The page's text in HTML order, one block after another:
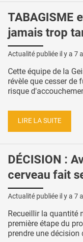
TABAGISME
jamais trop
Actualité publiée il y a 7
Cette équipe de la
révèle que cesser de
risque
LIRE LA SUITE
DÉCISION :
cerveau fait
Actualité publiée il y a 7
Recueillir la quantité
première étape du
prendre une décision